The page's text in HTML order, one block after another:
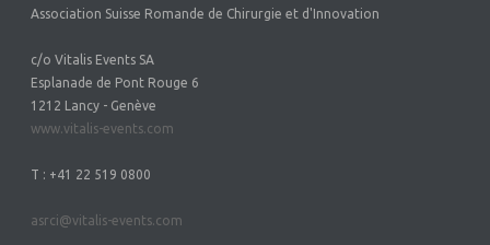
Association Suisse Romande de Chirurgie et d'Innovation
c/o Vitalis Events SA
Esplanade de Pont Rouge 6
1212 Lancy - Genève
www.vitalis-events.com
T : +41 22 519 0800
asrci@vitalis-events.com